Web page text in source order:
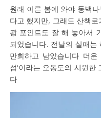
원래 이른 봄에 와야 동백
다고 했지만, 그래도 산책
광 포인트도 잘 해 놓아서
되었습니다. 전날의 실패는
만회하고 남았습니다 더
섬’이라는 오동도의 시원한
다